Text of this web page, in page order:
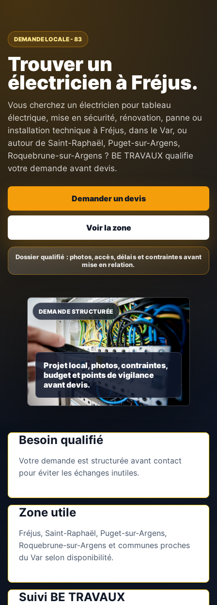
DEMANDE LOCALE - 83
Trouver un
électricien à Fréjus.
Vous cherchez un électricien pour tableau
électrique, mise en sécurité, rénovation, panne ou
installation technique à Fréjus, dans le Var, ou
autour de Saint-Raphaël, Puget-sur-Argens,
Roquebrune-sur-Argens ? BE TRAVAUX qualifie
votre demande avant devis.
Demander un devis
Voir la zone
Projet local, photos, contraintes,
budget et points de vigilance
avant devis.
Besoin qualifié
Votre demande est structurée avant contact
pour éviter les échanges inutiles.
Zone utile
Fréjus, Saint-Raphaël, Puget-sur-Argens,
Roquebrune-sur-Argens et communes proches
du Var selon disponibilité.
Suivi BE TRAVAUX